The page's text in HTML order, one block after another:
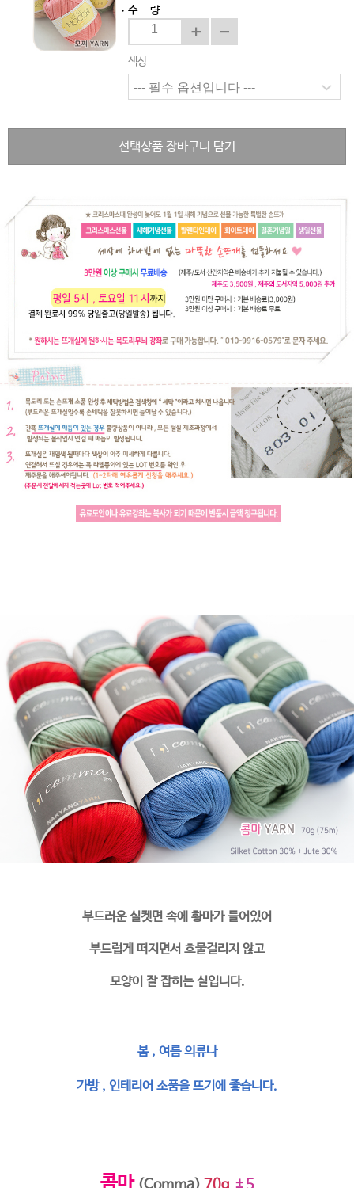
수 량
색상
선택상품 장바구니 담기
부드러운 실켓면 속에 황마가 들어있어
부드럽게 떠지면서 흐물걸리지 않고
모양이 잘 잡히는 실입니다.
봄 , 여름 의류나
가방 , 인테리어 소품을 뜨기에 좋습니다.